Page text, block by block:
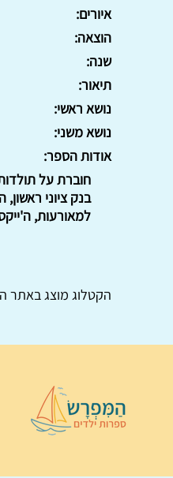
איורים:
הוצאה:
שנה:
תיאור:
נושא ראשי:
נושא משני:
אודות הספר:
בנק ציוני
למאורעות,
הקטלוג מוצג באתר